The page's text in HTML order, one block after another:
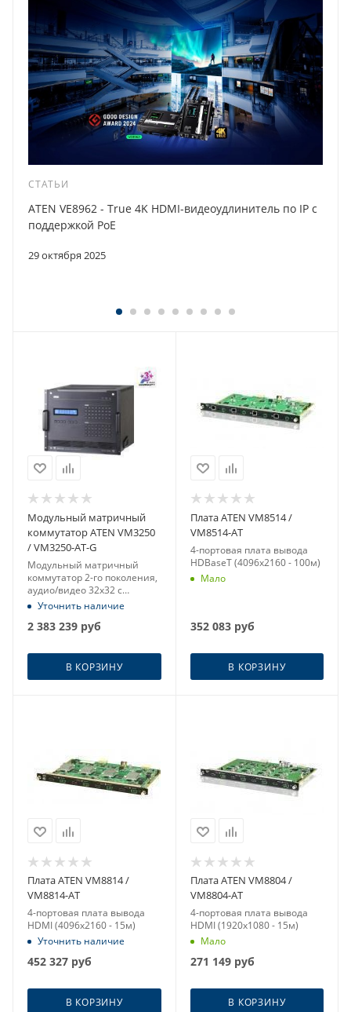
СТАТЬИ
29 октября 2025
ATEN VE8962 - True 4K HDMI-видеоудлинитель по IP с
поддержкой PoE
Модульный матричный
коммутатор ATEN VM3250
/ VM3250-AT-G
Модульный матричный
коммутатор 2-го поколения,
аудио/видео 32x32 с
функционалом видеостен
Уточнить наличие
2 383 239 руб
В КОРЗИНУ
Плата ATEN VM8514 /
VM8514-AT
4-портовая плата вывода
HDBaseT (4096x2160 - 100м)
Мало
352 083руб
В КОРЗИНУ
Плата ATEN VM8814 /
VM8814-AT
4-портовая плата вывода
HDMI (4096x2160 - 15м)
Уточнить наличие
452 327 руб
В КОРЗИНУ
Плата ATEN VM8804 /
VM8804-AT
4-портовая плата вывода
HDMI (1920x1080 - 15м)
Мало
271 149руб
В КОРЗИНУ